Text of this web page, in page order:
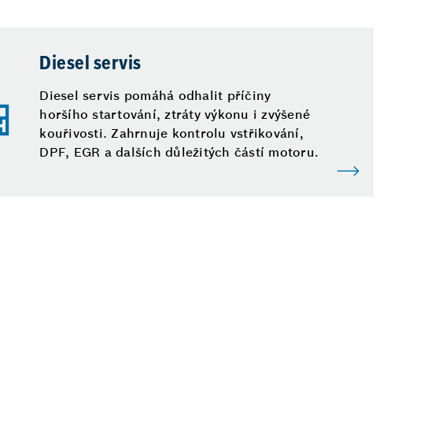
Diesel servis
Diesel servis pomáhá odhalit příčiny
horšího startování, ztráty výkonu i zvýšené
kouřivosti. Zahrnuje kontrolu vstřikování,
DPF, EGR a dalších důležitých částí motoru.